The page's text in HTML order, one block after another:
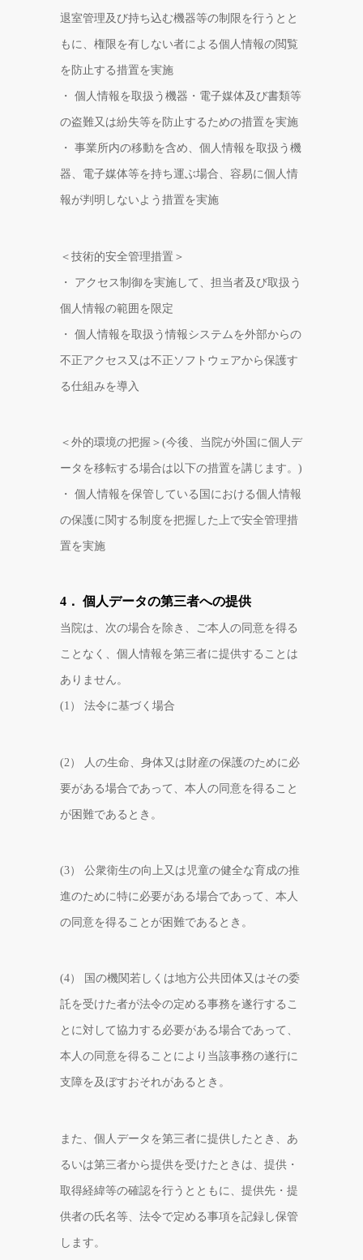
退室管理及び持ち込む機器等の制限を行うとと
もに、権限を有しない者による個人情報の閲覧
を防止する措置を実施
・ 個人情報を取扱う機器・電子媒体及び書類等
の盗難又は紛失等を防止するための措置を実施
・ 事業所内の移動を含め、個人情報を取扱う機
器、電子媒体等を持ち運ぶ場合、容易に個人情
報が判明しないよう措置を実施
＜技術的安全管理措置＞
・ アクセス制御を実施して、担当者及び取扱う
個人情報の範囲を限定
・ 個人情報を取扱う情報システムを外部からの
不正アクセス又は不正ソフトウェアから保護す
る仕組みを導入
＜外的環境の把握＞(今後、当院が外国に個人デ
ータを移転する場合は以下の措置を講じます。)
・ 個人情報を保管している国における個人情報
の保護に関する制度を把握した上で安全管理措
置を実施
4． 個人データの第三者への提供
当院は、次の場合を除き、ご本人の同意を得る
ことなく、個人情報を第三者に提供することは
ありません。
(1） 法令に基づく場合
(2） 人の生命、身体又は財産の保護のために必
要がある場合であって、本人の同意を得ること
が困難であるとき。
(3） 公衆衛生の向上又は児童の健全な育成の推
進のために特に必要がある場合であって、本人
の同意を得ることが困難であるとき。
(4） 国の機関若しくは地方公共団体又はその委
託を受けた者が法令の定める事務を遂行するこ
とに対して協力する必要がある場合であって、
本人の同意を得ることにより当該事務の遂行に
支障を及ぼすおそれがあるとき。
また、個人データを第三者に提供したとき、あ
るいは第三者から提供を受けたときは、提供・
取得経緯等の確認を行うとともに、提供先・提
供者の氏名等、法令で定める事項を記録し保管
します。